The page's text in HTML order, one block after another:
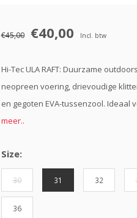
€45,00 €40,00 Incl. btw
Hi-Tec ULA RAFT: Duurzame
neopreen voering, drievoudige
en gegoten EVA-tussenzool. Ideaal
meer..
Size:
30 31 32
36